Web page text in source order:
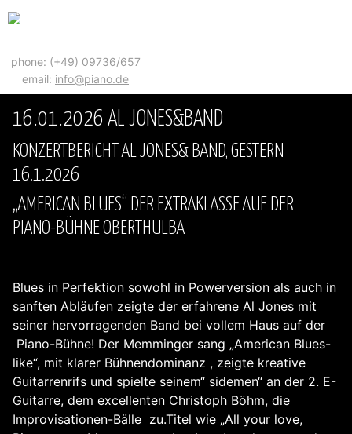
phone: (+49) 09736/657
email: info@piano.de
16.01.2026 AL JONES&BAND
KONZERTBERICHT AL JONES& BAND, GESTERN
16.1.2026
„AMERICAN BLUES“ DER EXTRAKLASSE AUF DER
PIANO-BÜHNE OBERTHULBA
Blues in Perfektion sowohl in Powerversion als auch in
sanften Abläufen zeigte der erfahrene Al Jones mit
seiner hervorragenden Band bei vollem Haus auf der
Piano-Bühne! Der Memminger sang „American Blues-
like“, mit klarer Bühnendominanz , zeigte kreative
Guitarrenrifs und spielte seinem“ sidemen“ an der 2. E-
Guitarre, dem excellenten Christoph Böhm, die
Improvisationen-Bälle zu.Titel wie „All your love,